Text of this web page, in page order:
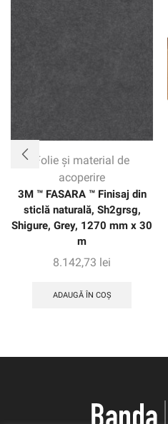
Folie și material de
acoperire
3M ™ FASARA ™ Finisaj din
sticlă naturală, Sh2grsg,
Shigure, Grey, 1270 mm x 30
m
8.142,73 lei
ADAUGĂ ÎN COȘ